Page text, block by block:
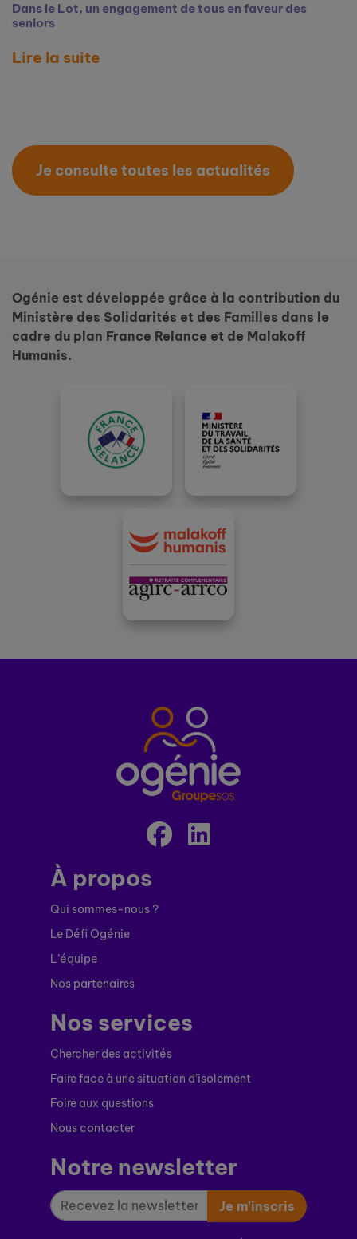
Dans le Lot, un engagement de tous en faveur des
seniors
Lire la suite
Je consulte toutes les actualités
Ogénie est développée grâce à la contribution du
Ministère des Solidarités et des Familles dans le
cadre du plan France Relance et de Malakoff
Humanis.
À propos
Qui sommes-nous ?
Le Défi Ogénie
L’équipe
Nos partenaires
Nos services
Chercher des activités
Faire face à une situation d’isolement
Foire aux questions
Nous contacter
Notre newsletter
Je m’inscris